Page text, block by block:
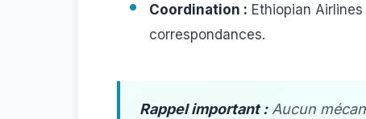
Coordination : Ethiopian
correspondances.
Rappel important :Aucun